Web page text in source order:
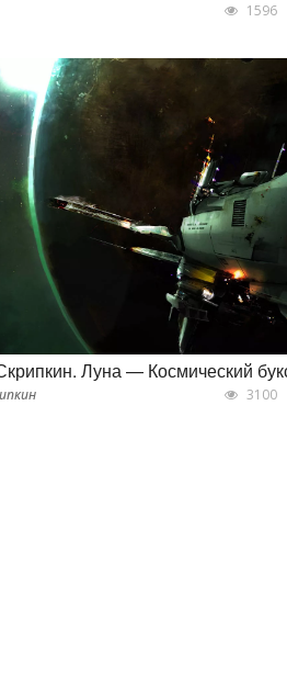
1596
Луна — Космический
3100